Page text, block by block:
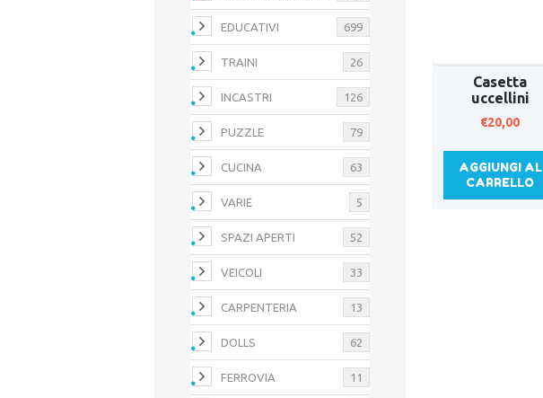
Casetta
uccellini
€20,00
AGGIUNGI AL
CARRELLO
EDUCATIVI 699
TRAINI 26
INCASTRI 126
PUZZLE 79
CUCINA 63
VARIE 5
SPAZI APERTI 52
VEICOLI 33
CARPENTERIA 13
DOLLS 62
FERROVIA 11